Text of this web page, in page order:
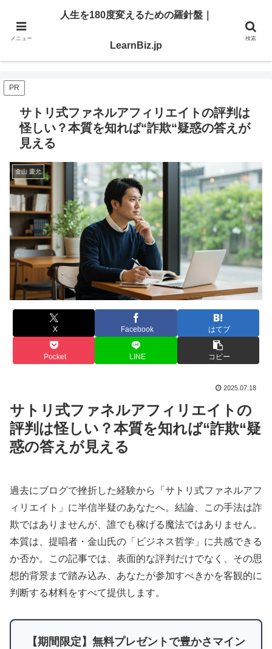
明日を切り開く「学び」と「スキル」を、ここで。
人生を180度変えるための羅針盤｜LearnBiz.jp
PR
サトリ式ファネルアフィリエイトの評判は
怪しい？本質を知れば“詐欺“疑惑の答えが
見える
金山 慶允
X Facebook はてブ
Pocket LINE コピー
2025.07.18
サトリ式ファネルアフィリエイトの
評判は怪しい？本質を知れば“詐欺“疑
惑の答えが見える
過去にブログで挫折した経験から「サトリ式ファネルアフ
ィリエイト」に半信半疑のあなたへ。結論、この手法は詐
欺ではありませんが、誰でも稼げる魔法ではありません。
本質は、提唱者・金山氏の「ビジネス哲学」に共感できる
か否か。この記事では、表面的な評判だけでなく、その思
想的背景まで踏み込み、あなたが参加すべきかを客観的に
判断する材料をすべて提供します。
【期間限定】無料プレゼントで豊かさマイン
メニュー
人生を180度変えるための羅針盤｜
LearnBiz.jp
検索